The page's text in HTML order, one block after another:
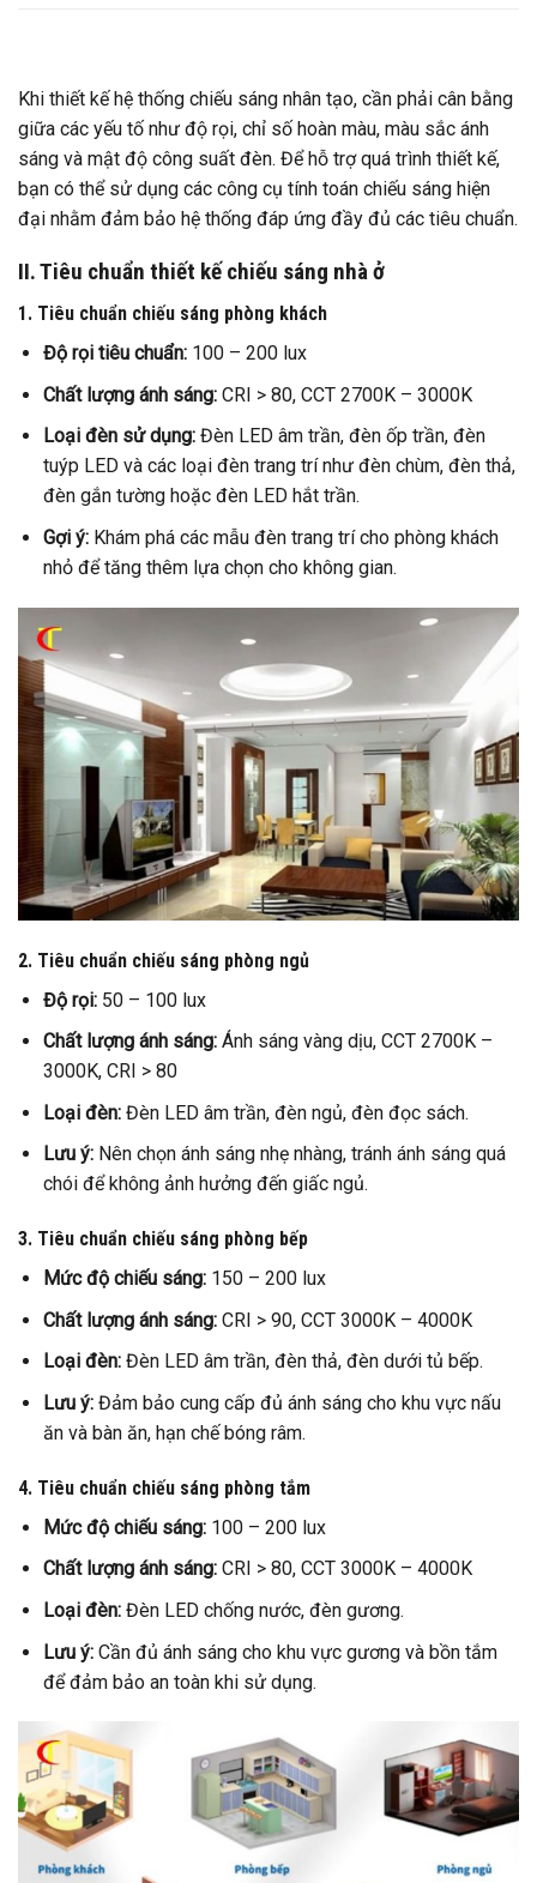
Khi thiết kế hệ thống chiếu sáng nhân tạo, cần phải cân bằng
giữa các yếu tố như độ rọi, chỉ số hoàn màu, màu sắc ánh
sáng và mật độ công suất đèn. Để hỗ trợ quá trình thiết kế,
bạn có thể sử dụng các công cụ tính toán chiếu sáng hiện
đại nhằm đảm bảo hệ thống đáp ứng đầy đủ các tiêu chuẩn.
II. Tiêu chuẩn thiết kế chiếu sáng nhà ở
1. Tiêu chuẩn chiếu sáng phòng khách
Độ rọi tiêu chuẩn: 100 – 200 lux
Chất lượng ánh sáng:CRI > 80, CCT 2700K – 3000K
Loại đèn sử dụng: Đèn LED âm trần, đèn ốp trần, đèn
tuýp LED và các loại đèn trang trí như đèn chùm, đèn thả,
đèn gắn tường hoặc đèn LED hắt trần.
Gợi ý: Khám phá các mẫu đèn trang trí cho phòng khách
nhỏ để tăng thêm lựa chọn cho không gian.
2. Tiêu chuẩn chiếu sáng phòng ngủ
Độ rọi:50 – 100 lux
Chất lượng ánh sáng:Ánh sáng vàng dịu, CCT 2700K –
3000K, CRI > 80
Loại đèn: Đèn LED âm trần, đèn ngủ, đèn đọc sách.
Lưu ý: Nên chọn ánh sáng nhẹ nhàng, tránh ánh sáng quá
chói để không ảnh hưởng đến giấc ngủ.
3. Tiêu chuẩn chiếu sáng phòng bếp
Mức độ chiếu sáng:150 – 200 lux
Chất lượng ánh sáng:CRI > 90, CCT 3000K – 4000K
Loại đèn:Đèn LED âm trần, đèn thả, đèn dưới tủ bếp.
Lưu ý:Đảm bảo cung cấp đủ ánh sáng cho khu vực nấu
ăn và bàn ăn, hạn chế bóng râm.
4. Tiêu chuẩn chiếu sáng phòng tắm
Mức độ chiếu sáng: 100 – 200 lux
Chất lượng ánh sáng:CRI > 80, CCT 3000K – 4000K
Loại đèn: Đèn LED chống nước, đèn gương.
Lưu ý: Cần đủ ánh sáng cho khu vực gương và bồn tắm
để đảm bảo an toàn khi sử dụng.